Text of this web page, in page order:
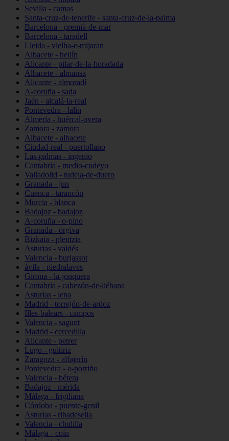
Sevilla - camas
Santa-cruz-de-tenerife - santa-cruz-de-la-palma
Barcelona - premià-de-mar
Barcelona - taradell
Lleida - vielha-e-mijaran
Albacete - hellín
Alicante - pilar-de-la-horadada
Albacete - almansa
Alicante - almoradí
A-coruña - sada
Jaén - alcalá-la-real
Pontevedra - lalín
Almería - huércal-overa
Zamora - zamora
Albacete - albacete
Ciudad-real - puertollano
Las-palmas - ingenio
Cantabria - medio-cudeyo
Valladolid - tudela-de-duero
Granada - jun
Cuenca - tarancón
Murcia - blanca
Badajoz - badajoz
A-coruña - o-pino
Granada - órgiva
Bizkaia - plentzia
Asturias - valdés
Valencia - burjassot
ávila - piedralaves
Girona - la-jonquera
Cantabria - cabezón-de-liébana
Asturias - lena
Madrid - torrejón-de-ardoz
Illes-balears - campos
Valencia - sagunt
Madrid - cercedilla
Alicante - petrer
Lugo - guitiriz
Zaragoza - alfajarín
Pontevedra - o-porriño
Valencia - bétera
Badajoz - mérida
Málaga - frigiliana
Córdoba - puente-genil
Asturias - ribadesella
Valencia - chulilla
Málaga - coín